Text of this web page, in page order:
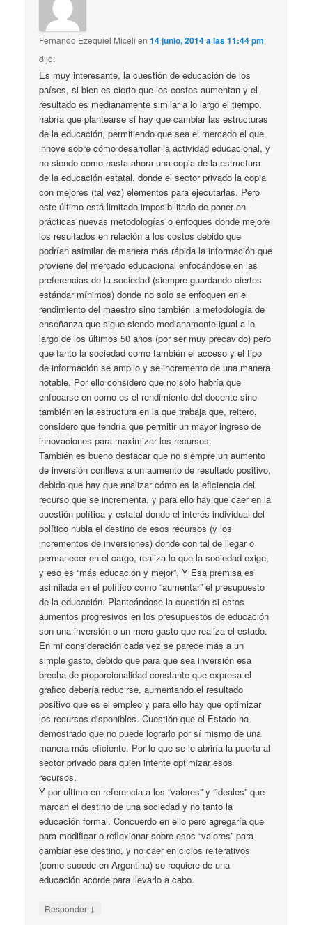
Fernando Ezequiel Miceli en14 junio, 2014 a las 11:44 pm
dijo:
Es muy interesante, la cuestión de educación de los
países, si bien es cierto que los costos aumentan y el
resultado es medianamente similar a lo largo el tiempo,
habría que plantearse si hay que cambiar las estructuras
de la educación, permitiendo que sea el mercado el que
innove sobre cómo desarrollar la actividad educacional, y
no siendo como hasta ahora una copia de la estructura
de la educación estatal, donde el sector privado la copia
con mejores (tal vez) elementos para ejecutarlas. Pero
este último está limitado imposibilitado de poner en
prácticas nuevas metodologías o enfoques donde mejore
los resultados en relación a los costos debido que
podrían asimilar de manera más rápida la información que
proviene del mercado educacional enfocándose en las
preferencias de la sociedad (siempre guardando ciertos
estándar mínimos) donde no solo se enfoquen en el
rendimiento del maestro sino también la metodología de
enseñanza que sigue siendo medianamente igual a lo
largo de los últimos 50 años (por ser muy precavido) pero
que tanto la sociedad como también el acceso y el tipo
de información se amplio y se incremento de una manera
notable. Por ello considero que no solo habría que
enfocarse en como es el rendimiento del docente sino
también en la estructura en la que trabaja que, reitero,
considero que tendría que permitir un mayor ingreso de
innovaciones para maximizar los recursos.
También es bueno destacar que no siempre un aumento
de inversión conlleva a un aumento de resultado positivo,
debido que hay que analizar cómo es la eficiencia del
recurso que se incrementa, y para ello hay que caer en la
cuestión política y estatal donde el interés individual del
político nubla el destino de esos recursos (y los
incrementos de inversiones) donde con tal de llegar o
permanecer en el cargo, realiza lo que la sociedad exige,
y eso es “más educación y mejor”. Y Esa premisa es
asimilada en el político como “aumentar” el presupuesto
de la educación. Planteándose la cuestión si estos
aumentos progresivos en los presupuestos de educación
son una inversión o un mero gasto que realiza el estado.
En mi consideración cada vez se parece más a un
simple gasto, debido que para que sea inversión esa
brecha de proporcionalidad constante que expresa el
grafico debería reducirse, aumentando el resultado
positivo que es el empleo y para ello hay que optimizar
los recursos disponibles. Cuestión que el Estado ha
demostrado que no puede lograrlo por sí mismo de una
manera más eficiente. Por lo que se le abriría la puerta al
sector privado para quien intente optimizar esos
recursos.
Y por ultimo en referencia a los “valores” y “ideales” que
marcan el destino de una sociedad y no tanto la
educación formal. Concuerdo en ello pero agregaría que
para modificar o reflexionar sobre esos “valores” para
cambiar ese destino, y no caer en ciclos reiterativos
(como sucede en Argentina) se requiere de una
educación acorde para llevarlo a cabo.
Responder ↓